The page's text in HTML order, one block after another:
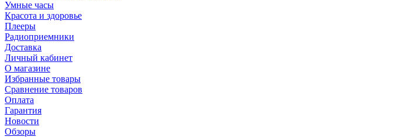
Умные часы
Красота и здоровье
Плееры
Радиоприемники
Доставка
Личный кабинет
О магазине
Избранные товары
Сравнение товаров
Оплата
Гарантия
Новости
Обзоры